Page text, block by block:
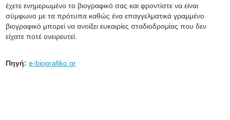
έχετε ενημερωμένο το βιογραφικό σας και φροντίστε να είναι
σύμφωνο με τα πρότυπα καθώς ένα επαγγελματικά γραμμένο
βιογραφικό μπορεί να ανοίξει ευκαιρίες σταδιοδρομίας που δεν
είχατε ποτέ ονειρευτεί.
Πηγή:e-biografiko.gr